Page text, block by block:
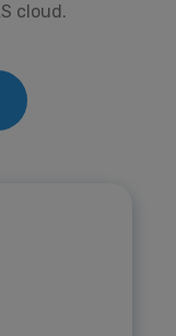
cloud.